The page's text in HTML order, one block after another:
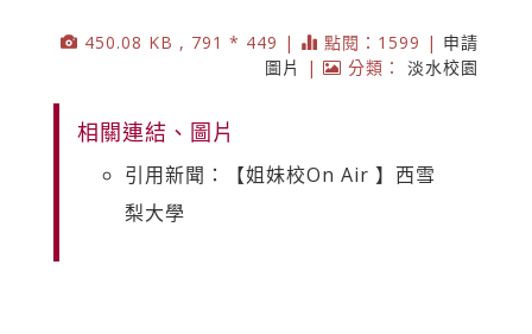
450.08 KB , 791 * 449 | 點閱：1599 | 申請
圖片
| 分類： 淡水校園
相關連結、圖片
引用新聞：【姐妹校On Air 】西雪
梨大學